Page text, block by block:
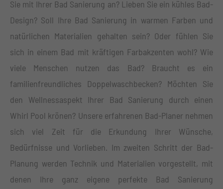
+44 1234 567 890
Drop us a line
About us
Lorem ipsum dolor sit amet, consectetuer adipiscing
Aenean commodo ligula eget dolor. Aenean massa.
Cum sociis natoque penatibus et magnis dis parturient
ultricies nec.
Sie mit Ihrer Bad Sanierung an? Lieben Sie ein kühles Bad-
Design? Soll Ihre Bad Sanierung in warmen Farben und
natürlichen Materialien gehalten sein? Oder fühlen Sie
sich in einem Bad mit kräftigen Farbakzenten wohl? Wie
viele Menschen nutzen das Bad? Braucht es ein
familienfreundliches Doppelwaschbecken? Möchten Sie
den Wellnessaspekt Ihrer Bad Sanierung durch einen
Whirl Pool krönen? Unsere erfahrenen Bad-Planer nehmen
sich viel Zeit für die Erkundung Ihrer Wünsche,
Bedürfnisse und Vorlieben. Im zweiten Schritt der Bad-
Planung werden Technik und Materialien vorgestellt, mit
denen Ihre ganz eigene perfekte Bad Sanierung